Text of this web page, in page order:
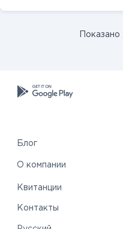
Блог
О компании
Квитанции
Контакты